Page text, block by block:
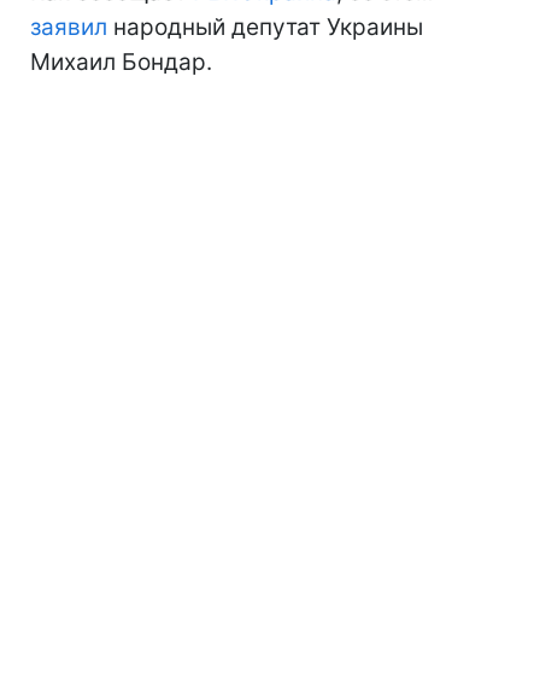
заявил народный депутат Украины
Михаил Бондар.